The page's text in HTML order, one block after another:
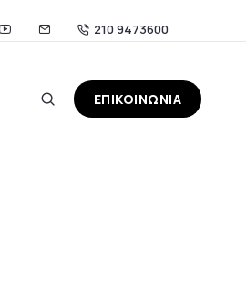
210 9473600
ΕΠΙΚΟΙΝΩΝΙΑ